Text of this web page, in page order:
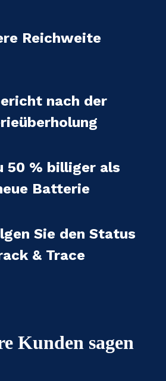
Reichweite
nach der
50 % billiger als
Batterie
Sie den Status
& Trace
Kunden sagen